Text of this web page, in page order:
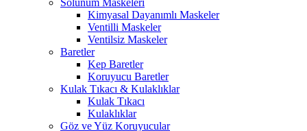
Solunum Maskeleri
Kimyasal Dayanımlı Maskeler
Ventilli Maskeler
Ventilsiz Maskeler
Baretler
Kep Baretler
Koruyucu Baretler
Kulak Tıkacı & Kulaklıklar
Kulak Tıkacı
Kulaklıklar
Göz ve Yüz Koruyucular